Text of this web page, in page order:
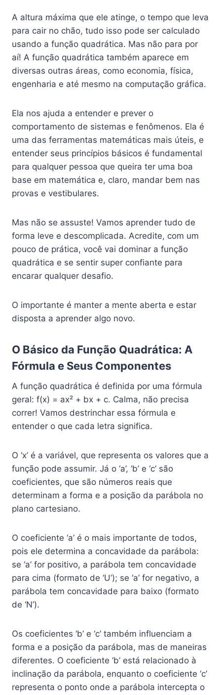
A altura máxima que ele atinge, o tempo que leva
para cair no chão, tudo isso pode ser calculado
usando a função quadrática. Mas não para por
aí! A função quadrática também aparece em
diversas outras áreas, como economia, física,
engenharia e até mesmo na computação gráfica.
Ela nos ajuda a entender e prever o
comportamento de sistemas e fenômenos. Ela é
uma das ferramentas matemáticas mais úteis, e
entender seus princípios básicos é fundamental
para qualquer pessoa que queira ter uma boa
base em matemática e, claro, mandar bem nas
provas e vestibulares.
Mas não se assuste! Vamos aprender tudo de
forma leve e descomplicada. Acredite, com um
pouco de prática, você vai dominar a função
quadrática e se sentir super confiante para
encarar qualquer desafio.
O importante é manter a mente aberta e estar
disposta a aprender algo novo.
O Básico da Função Quadrática: A
Fórmula e Seus Componentes
A função quadrática é definida por uma fórmula
geral: f(x) = ax² + bx + c. Calma, não precisa
correr! Vamos destrinchar essa fórmula e
entender o que cada letra significa.
O ‘x’ é a variável, que representa os valores que a
função pode assumir. Já o ‘a’, ‘b’ e ‘c’ são
coeficientes, que são números reais que
determinam a forma e a posição da parábola no
plano cartesiano.
O coeficiente ‘a’ é o mais importante de todos,
pois ele determina a concavidade da parábola:
se ‘a’ for positivo, a parábola tem concavidade
para cima (formato de ‘U’); se ‘a’ for negativo, a
parábola tem concavidade para baixo (formato
de ‘N’).
Os coeficientes ‘b’ e ‘c’ também influenciam a
forma e a posição da parábola, mas de maneiras
diferentes. O coeficiente ‘b’ está relacionado à
inclinação da parábola, enquanto o coeficiente ‘c’
representa o ponto onde a parábola intercepta o